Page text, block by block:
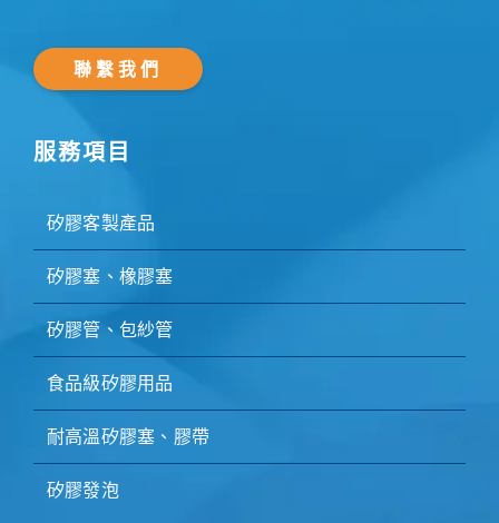
聯繫我們
服務項目
矽膠客製產品
矽膠塞、橡膠塞
矽膠管、包紗管
食品級矽膠用品
耐高溫矽膠塞、膠帶
矽膠發泡